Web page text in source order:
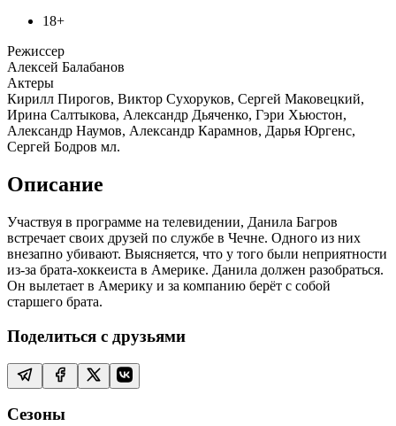
18+
Режиссер
Алексей Балабанов
Актеры
Кирилл Пирогов, Виктор Сухоруков, Сергей Маковецкий,
Ирина Салтыкова, Александр Дьяченко, Гэри Хьюстон,
Александр Наумов, Александр Карамнов, Дарья Юргенс,
Сергей Бодров мл.
Описание
Участвуя в программе на телевидении, Данила Багров
встречает своих друзей по службе в Чечне. Одного из них
внезапно убивают. Выясняется, что у того были неприятности
из-за брата-хоккеиста в Америке. Данила должен разобраться.
Он вылетает в Америку и за компанию берёт с собой
старшего брата.
Поделиться с друзьями
Сезоны